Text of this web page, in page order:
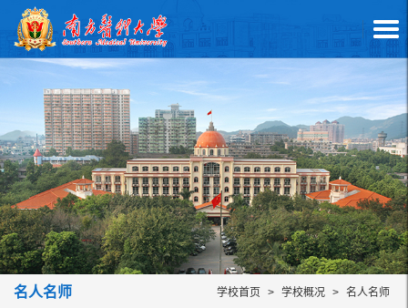
名人名师 学校首页 > 学校概况 > 名人名师